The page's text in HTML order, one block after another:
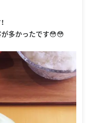
多かったです😳😳